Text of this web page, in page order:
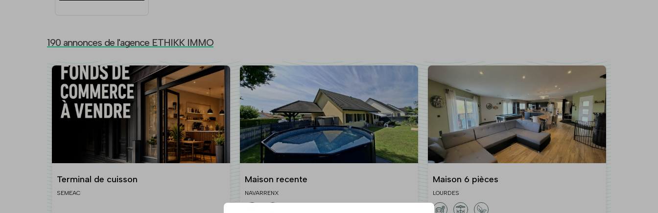
190 annonces de l'agence ETHIKK IMMO
Terminal de cuisson
SEMEAC
Maison recente
NAVARRENX
Maison 6 pièces
LOURDES